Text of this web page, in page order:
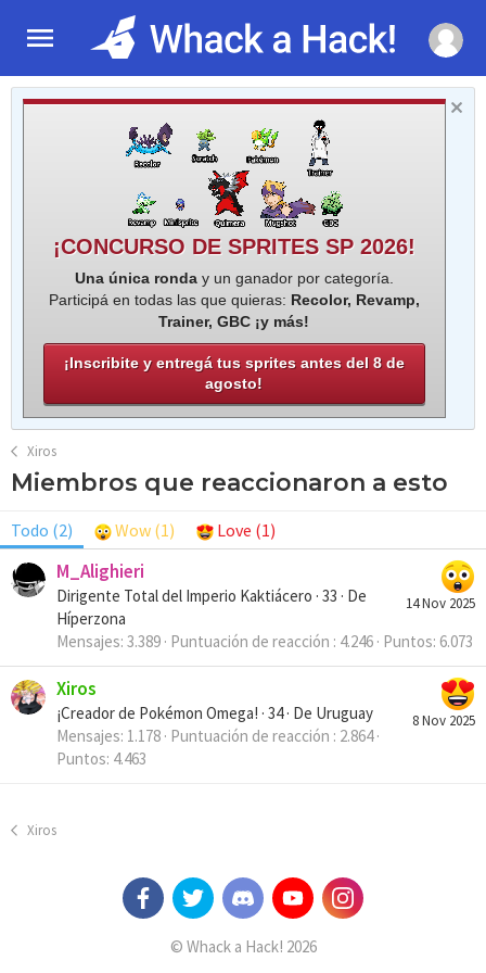
¡CONCURSO DE SPRITES SP 2026!
Una única ronday un ganador por categoría.
Participá en todas las que quieras: Recolor, Revamp,
Trainer, GBC ¡y más!
¡Inscribite y entregá tus sprites antes del 8 de
agosto!
Xiros
Miembros que reaccionaron a esto
Todo (2) Wow (1) Love (1)
14 Nov 2025
M_Alighieri
Dirigente Total del Imperio Kaktiácero · 33 · De
Híperzona
Mensajes 3.389 Puntuación de reacción 4.246 Puntos 6.073
8 Nov 2025
Xiros
¡Creador de Pokémon Omega! · 34· De Uruguay
Mensajes 1.178 Puntuación de reacción 2.864
Puntos 4.463
Xiros
© Whack a Hack! 2026